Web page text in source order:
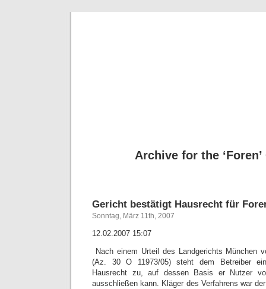
Archive for the
Gericht bestätigt Hausrecht für
Sonntag, März 11th, 2007
12.02.2007 15:07
Nach einem Urteil des Landgerichts München
(Az. 30 O 11973/05) steht dem Betreiber
Hausrecht zu, auf dessen Basis er Nutzer
ausschließen kann. Kläger des Verfahrens war